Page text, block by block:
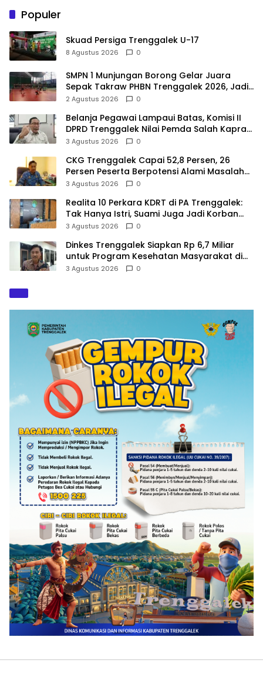
Populer
Skuad Persiga Trenggalek U-17
8 Agustus 2026 0
SMPN 1 Munjungan Borong Gelar Juara
Sepak Takraw PHBN Trenggalek 2026, Jadi
Modal Menuju POPDA Jatim
2 Agustus 2026 0
Belanja Pegawai Lampaui Batas, Komisi II
DPRD Trenggalek Nilai Pemda Salah Kaprah
dalam Perencanaan
3 Agustus 2026 0
CKG Trenggalek Capai 52,8 Persen, 26
Persen Peserta Berpotensi Alami Masalah
Kejiwaan
3 Agustus 2026 0
Realita 10 Perkara KDRT di PA Trenggalek:
Tak Hanya Istri, Suami Juga Jadi Korban
Kekerasan
3 Agustus 2026 0
Dinkes Trenggalek Siapkan Rp 6,7 Miliar
untuk Program Kesehatan Masyarakat di
2027
3 Agustus 2026 0